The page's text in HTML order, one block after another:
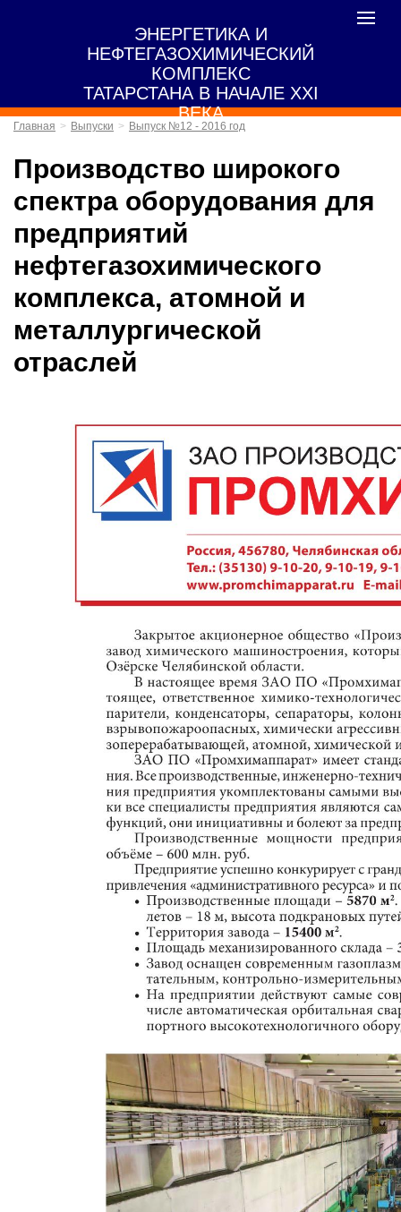
ЭНЕРГЕТИКА И
НЕФТЕГАЗОХИМИЧЕСКИЙ
КОМПЛЕКС
ТАТАРСТАНА В НАЧАЛЕ XXI
ВЕКА
Toggle
Главная Выпуски Выпуск №12 - 2016 год
Производство широкого
спектра оборудования для
предприятий
нефтегазохимического
комплекса, атомной и
металлургической
отраслей